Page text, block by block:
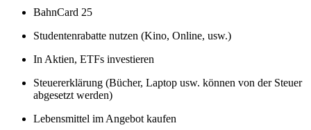
BahnCard 25
Studentenrabatte nutzen (Kino, Online, usw.)
In Aktien, ETFs investieren
Steuererklärung (Bücher, Laptop usw. können von der Steuer
abgesetzt werden)
Lebensmittel im Angebot kaufen